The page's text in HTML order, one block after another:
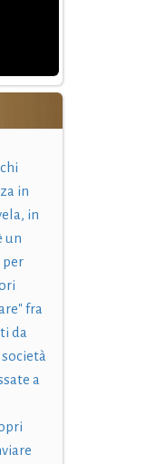
in
in
un
per
fra
da
a